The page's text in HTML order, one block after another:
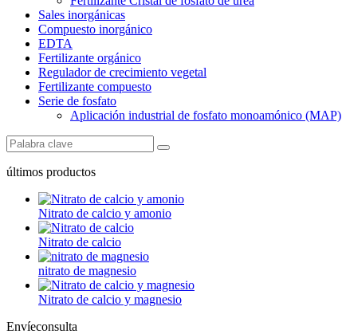
Sales inorgánicas
Compuesto inorgánico
EDTA
Fertilizante orgánico
Regulador de crecimiento vegetal
Fertilizante compuesto
Serie de fosfato
Aplicación industrial de fosfato monoamónico (MAP)
últimos productos
Nitrato de calcio y amonio
Nitrato de calcio
nitrato de magnesio
Nitrato de calcio y magnesio
Envíeconsulta